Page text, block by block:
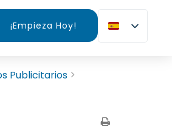
¡Empieza Hoy!
Publicitarios